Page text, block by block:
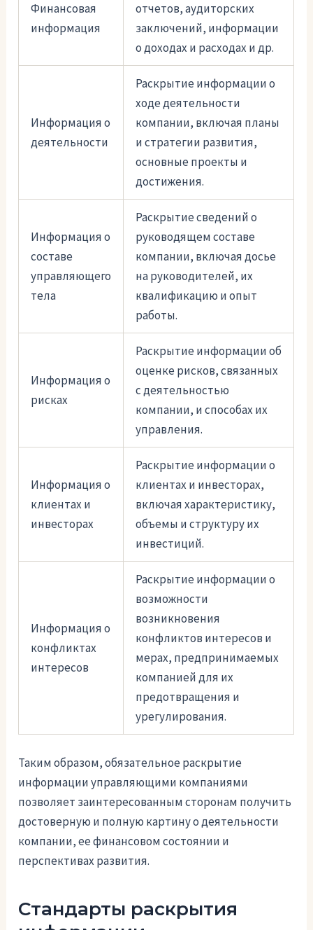
Финансовая
информация
отчетов, аудиторских
заключений, информации
о доходах и расходах и др.
Информация о
деятельности
Раскрытие информации о
ходе деятельности
компании, включая планы
и стратегии развития,
основные проекты и
достижения.
Информация о
составе
управляющего
тела
Раскрытие сведений о
руководящем составе
компании, включая досье
на руководителей, их
квалификацию и опыт
работы.
Информация о
рисках
Раскрытие информации об
оценке рисков, связанных
с деятельностью
компании, и способах их
управления.
Информация о
клиентах и
инвесторах
Раскрытие информации о
клиентах и инвесторах,
включая характеристику,
объемы и структуру их
инвестиций.
Информация о
конфликтах
интересов
Раскрытие информации о
возможности
возникновения
конфликтов интересов и
мерах, предпринимаемых
компанией для их
предотвращения и
урегулирования.
Таким образом, обязательное раскрытие
информации управляющими компаниями
позволяет заинтересованным сторонам получить
достоверную и полную картину о деятельности
компании, ее финансовом состоянии и
перспективах развития.
Стандарты раскрытия